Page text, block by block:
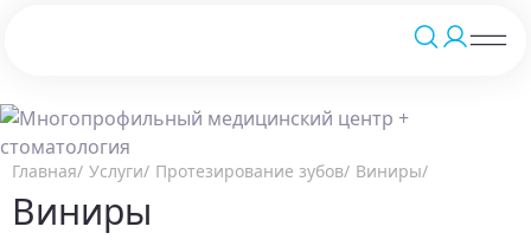
Главная Услуги Протезирование зубов Виниры
Виниры